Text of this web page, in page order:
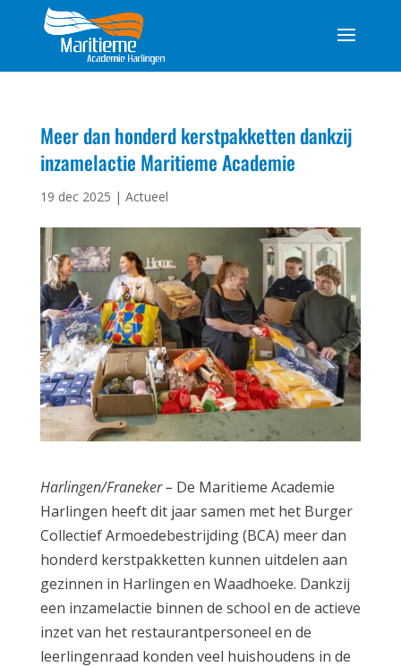
Meer dan honderd kerstpakketten dankzij
inzamelactie Maritieme Academie
19 dec 2025 | Actueel
Harlingen/Franeker – De Maritieme Academie
Harlingen heeft dit jaar samen met het Burger
Collectief Armoedebestrijding (BCA) meer dan
honderd kerstpakketten kunnen uitdelen aan
gezinnen in Harlingen en Waadhoeke. Dankzij
een inzamelactie binnen de school en de actieve
inzet van het restaurantpersoneel en de
leerlingenraad konden veel huishoudens in de